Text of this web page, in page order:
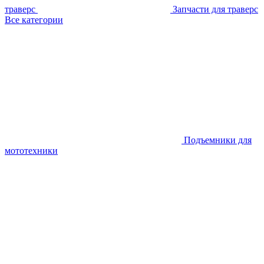
траверс
Запчасти для траверс
Все категории
Подъемники для
мототехники